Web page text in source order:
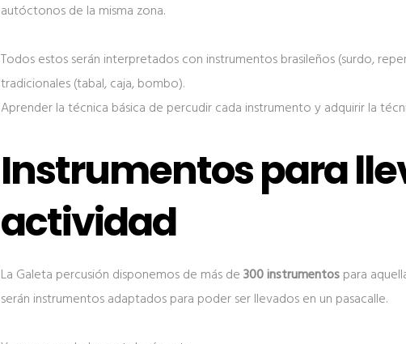
autóctonos de la misma zona.
Todos estos serán interpretados con instrumentos brasileños (surdo,
tradicionales (tabal, caja, bombo).
Aprender la técnica básica de percudir cada instrumento y adquirir la
Instrumentos para
actividad
La Galeta percusión disponemos de más de300 instrumentospara
serán instrumentos adaptados para poder ser llevados en un pasacalle.